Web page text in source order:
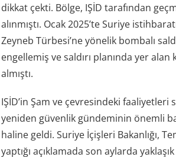
dikkat çekti. Bölge, IŞİD tarafından
alınmıştı. Ocak 2025’te Suriye
Zeyneb Türbesi’ne yönelik bombalı
engellemiş ve saldırı planında yer alan
almıştı.
IŞİD’in Şam ve çevresindeki faaliyetleri
yeniden güvenlik gündeminin önemli
haline geldi. Suriye İçişleri Bakanlığı,
yaptığı açıklamada son aylarda